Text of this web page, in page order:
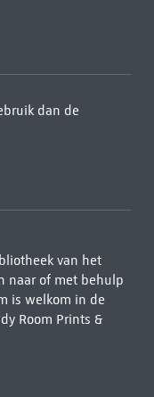
dan de
van het
naar of met behulp
is welkom in de
Room Prints &